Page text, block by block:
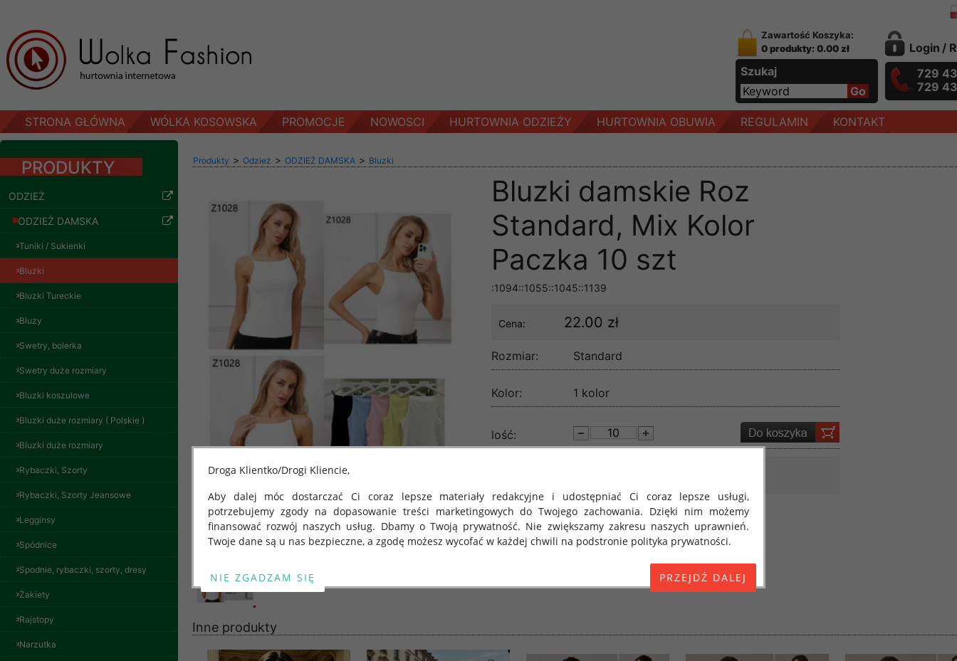
Zawartość Koszyka:
0 produkty: 0.00 zł
Szukaj
Login /
729
729
STRONA GŁÓWNA WÓLKA KOSOWSKA PROMOCJE NOWOSCI HURTOWNIA ODZIEŻY HURTOWNIA OBUWIA REGULAMIN KONTAKT
PRODUKTY
ODZIEŻ
ODZIEŻ DAMSKA
Tuniki / Sukienki
Bluzki
Bluzki Tureckie
Bluzy
Swetry, bolerka
Swetry duże rozmiary
Bluzki koszulowe
Bluzki duże rozmiary ( Polskie )
Bluzki duże rozmiary
Rybaczki, Szorty
Rybaczki, Szorty Jeansowe
Legginsy
Spódnice
Spodnie, rybaczki, szorty, dresy
Żakiety
Rajstopy
Narzutka
Spodnie damskie
jeansy Roz 29-36, 1
Produkty > Odzież > ODZIEŻ DAMSKA > Bluzki
Bluzki damskie Roz
Standard, Mix Kolor
Paczka 10 szt
:1094::1055::1045::1139
Cena: 22.00 zł
Rozmiar: Standard
Kolor: 1 kolor
lość:
Inne produkty
Droga Klientko/Drogi Kliencie,
Aby dalej móc dostarczać Ci coraz lepsze materiały redakcyjne i udostępniać Ci coraz lepsze usługi,
potrzebujemy zgody na dopasowanie treści marketingowych do Twojego zachowania. Dzięki nim możemy
finansować rozwój naszych usług. Dbamy o Twoją prywatność. Nie zwiększamy zakresu naszych uprawnień.
Twoje dane są u nas bezpieczne, a zgodę możesz wycofać w każdej chwili na podstronie polityka prywatności.
Od 25 maja 2018 roku obowiązuje Rozporządzenie Parlamentu Europejskiego i Rady (UE) 2016/679 z dnia 27
kwietnia 2016 r. w sprawie ochrony osób fizycznych w związku z przetwarzaniem danych osobowych i w sprawie
swobodnego przepływu takich danych oraz uchylenia dyrektywy 95/46/WE (określane jako "RODO", "ORODO",
przetwarzaniu Twoich danych oraz zasadach, na jakich odbywa się to po dniu 25 maja 2018 roku. Poniżej